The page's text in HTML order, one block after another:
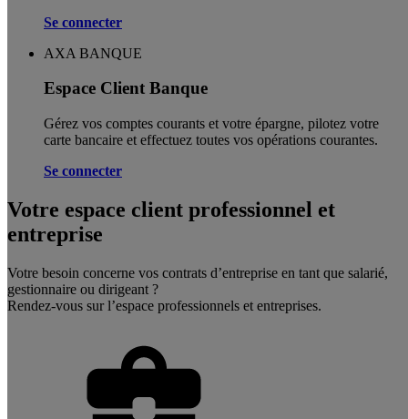
Se connecter
AXA BANQUE
Espace Client Banque
Gérez vos comptes courants et votre épargne, pilotez votre
carte bancaire et effectuez toutes vos opérations courantes.
Se connecter
Votre espace client professionnel et
entreprise
Votre besoin concerne vos contrats d’entreprise en tant que salarié,
gestionnaire ou dirigeant ?
Rendez-vous sur l’espace professionnels et entreprises.